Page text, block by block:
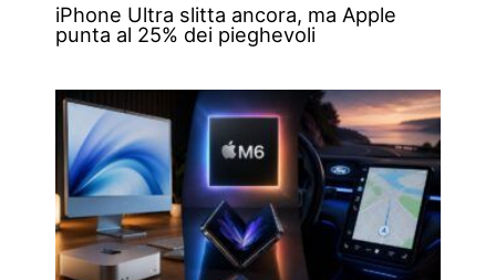
iPhone Ultra slitta ancora, ma Apple
punta al 25% dei pieghevoli